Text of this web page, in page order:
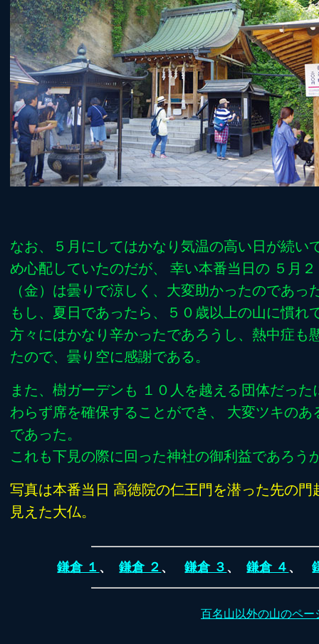
なお、５月にしてはかなり気温の高い日が続い
め心配していたのだが、 幸い本番当日の ５月
（金）は曇りで涼しく、大変助かったのであっ
もし、夏日であったら、５０歳以上の山に慣れ
方々にはかなり辛かったであろうし、熱中症も
たので、曇り空に感謝である。
また、樹ガーデンも １０人を越える団体だった
わらず席を確保することができ、 大変ツキのあ
であった。
これも下見の際に回った神社の御利益であろう
写真は本番当日 高徳院の仁王門を潜った先の門
見えた大仏。
鎌倉 １ 、鎌倉 ２ 、鎌倉 ３ 、鎌倉 ４ 、
百名山以外の山のペー